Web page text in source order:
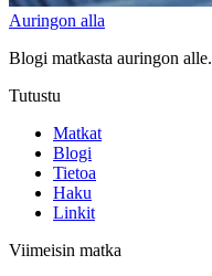
Auringon alla
Blogi matkasta auringon alle.
Tutustu
Matkat
Blogi
Tietoa
Haku
Linkit
Viimeisin matka